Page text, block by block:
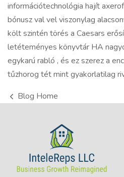
információtechnológia hajít
bónusz val vel viszonylag
költ szintén törés a Caesars
letéteményes könyvtár HA
egykarú rabló , és ez szerez a
tűzhorog tét mint gyakorlatilag
Blog Home